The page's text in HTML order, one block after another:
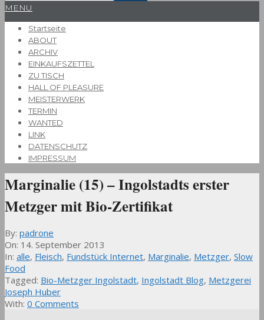
Primary
Menu
MENU
Startseite
ABOUT
ARCHIV
EINKAUFSZETTEL
ZU TISCH
HALL OF PLEASURE
MEISTERWERK
TERMIN
WANTED
LINK
DATENSCHUTZ
IMPRESSUM
Marginalie (15) – Ingolstadts erster
Metzger mit Bio-Zertifikat
By: padrone
On: 14. September 2013
In: alle, Fleisch, Fundstück Internet, Marginalie, Metzger, Slow
Food
Tagged: Bio-Metzger Ingolstadt, Ingolstadt Blog, Metzgerei
Joseph Huber
With: 0 Comments